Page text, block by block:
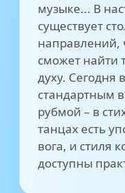
музыке... В
существует
направлений,
сможет найти
духу. Сегодня
стандартным
рубмой – в
танцах есть
вога, и стиля
доступны